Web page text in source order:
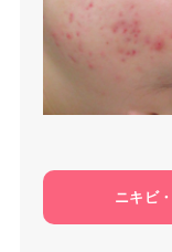
ニキビ